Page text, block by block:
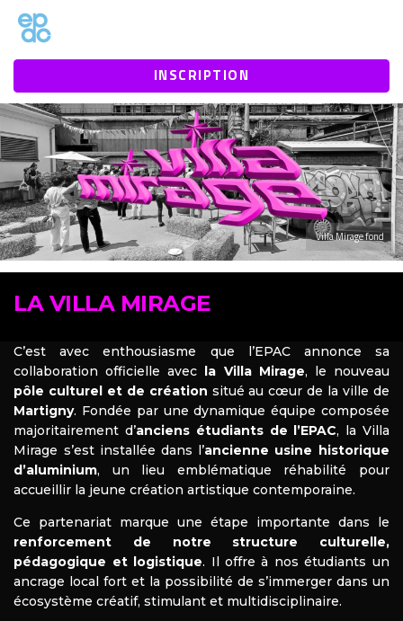
1mt0jz3htbaby1vn9b9934eeh94n1k
INSCRIPTION
Villa Mirage fond
LA VILLA MIRAGE
C’est avec enthousiasme que l’EPAC annonce sa
collaboration officielle avec la Villa Mirage, le nouveau
pôle culturel et de création situé au cœur de la ville de
Martigny. Fondée par une dynamique équipe composée
majoritairement d’anciens étudiants de l’EPAC, la Villa
Mirage s’est installée dans l’ancienne usine historique
d’aluminium, un lieu emblématique réhabilité pour
accueillir la jeune création artistique contemporaine.
Ce partenariat marque une étape importante dans le
renforcement de notre structure culturelle,
pédagogique et logistique. Il offre à nos étudiants un
ancrage local fort et la possibilité de s’immerger dans un
écosystème créatif, stimulant et multidisciplinaire.